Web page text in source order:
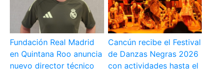
Fundación Real Madrid
en Quintana Roo anuncia
nuevo director técnico
Cancún recibe el Festival
de Danzas Negras 2026
con actividades hasta el